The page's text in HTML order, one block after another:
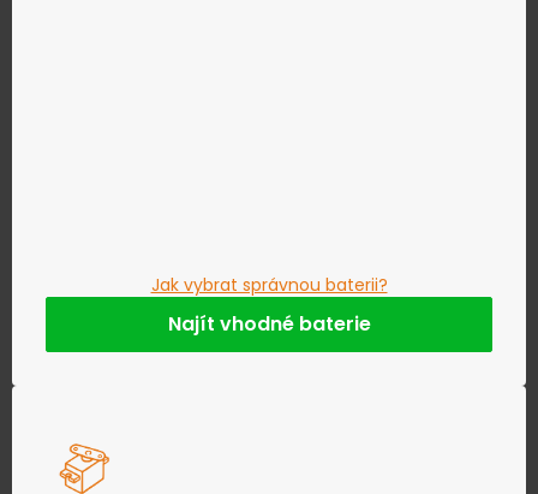
Jak vybrat správnou baterii?
Najít vhodné baterie